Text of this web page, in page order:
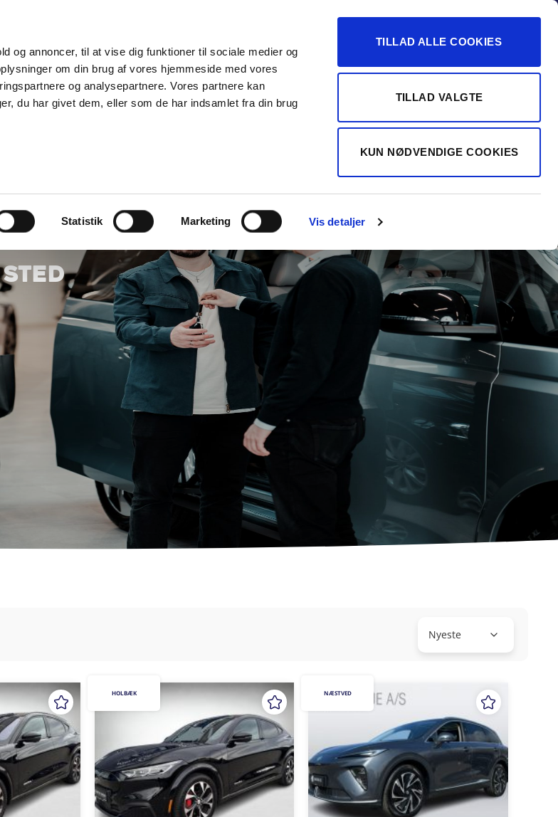
og annoncer, til at vise dig funktioner til sociale medier og
om din brug af vores hjemmeside med vores
og analysepartnere. Vores partnere kan
du har givet dem, eller som de har indsamlet fra din brug
Statistik Marketing Vis detaljer
TILLAD ALLE COOKIES
TILLAD VALGTE
KUN NØDVENDIGE COOKIES
KØB BIL KONTAKT OS ARTIKLER FIND FORHANDLER Vurdér min bil
HOLBÆK NÆSTVED